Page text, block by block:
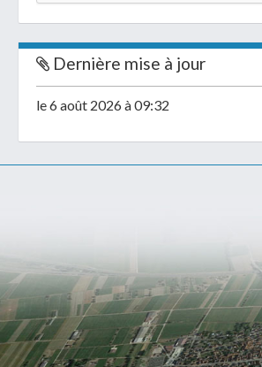
Dernière mise à jour
le 6 août 2026 à 09:32